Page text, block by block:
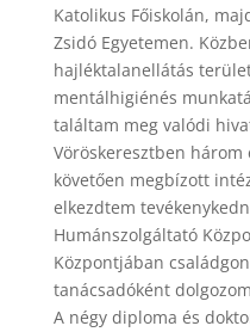
Katolikus Főiskolán,
Zsidó Egyetemen.
hajléktalanellátás
mentálhigiénés
találtam meg valódi
Vöröskeresztben
követően megbízott
elkezdtem
Humánszolgáltató
Központjában
tanácsadóként
A négy diploma és